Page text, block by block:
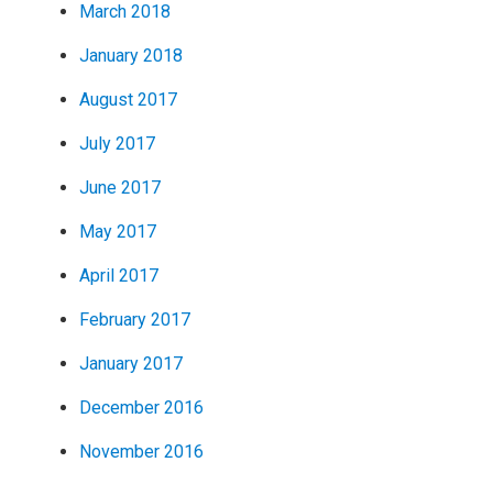
March 2018
January 2018
August 2017
July 2017
June 2017
May 2017
April 2017
February 2017
January 2017
December 2016
November 2016